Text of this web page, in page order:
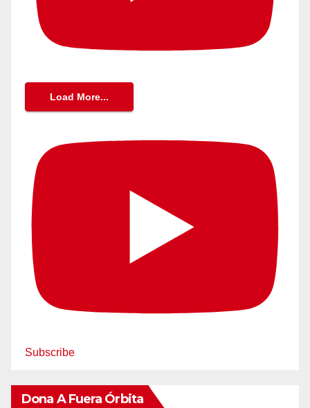
Load More...
Subscribe
Dona A Fuera Órbita